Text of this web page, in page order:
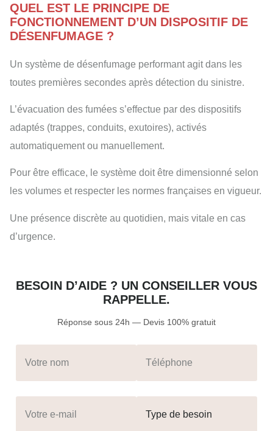
QUEL EST LE PRINCIPE DE
FONCTIONNEMENT D’UN DISPOSITIF DE
DÉSENFUMAGE ?
Un système de désenfumage performant agit dans les
toutes premières secondes après détection du sinistre.
L’évacuation des fumées s’effectue par des dispositifs
adaptés (trappes, conduits, exutoires), activés
automatiquement ou manuellement.
Pour être efficace, le système doit être dimensionné selon
les volumes et respecter les normes françaises en vigueur.
Une présence discrète au quotidien, mais vitale en cas
d’urgence.
BESOIN D’AIDE ? UN CONSEILLER VOUS
RAPPELLE.
Réponse sous 24h — Devis 100% gratuit